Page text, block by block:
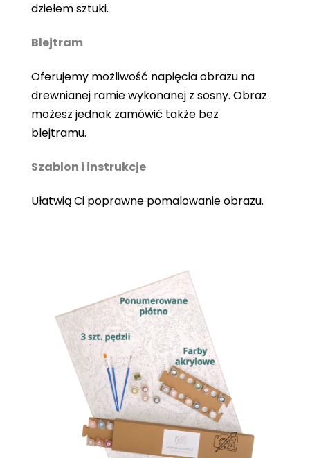
dziełem sztuki.
Blejtram
Oferujemy możliwość napięcia obrazu na
drewnianej ramie wykonanej z sosny. Obraz
możesz jednak zamówić także bez
blejtramu.
Szablon i instrukcje
Ułatwią Ci poprawne pomalowanie obrazu.